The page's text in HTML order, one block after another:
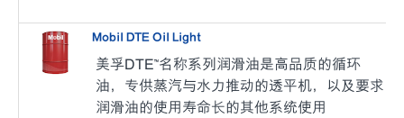
Mobil DTE Oil Light
美孚DTE™名称系列润滑油是高品质的循环
油，专供蒸汽与水力推动的透平机，以及要求
润滑油的使用寿命长的其他系统使用